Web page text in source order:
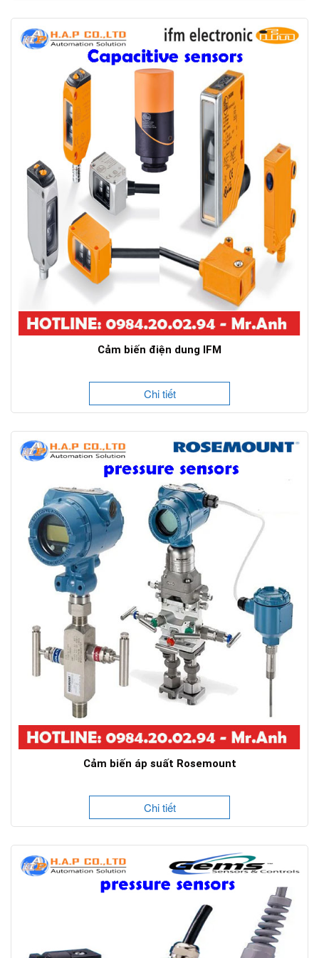
Cảm biến điện dung IFM
Chi tiết
Cảm biến áp suất Rosemount
Chi tiết